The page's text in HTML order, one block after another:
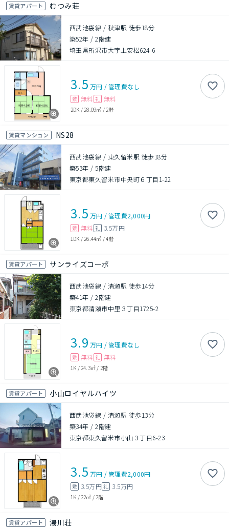
賃貸アパート むつみ荘
西武池袋線 / 秋津駅 徒歩18分
築52年 /2階建
埼玉県所沢市大字上安松624-6
3.5 万円 /管理費なし
敷 無料 礼 無料
2DK / 28.09㎡ / 2階
賃貸マンション NS28
西武池袋線 / 東久留米駅 徒歩18分
築53年 /5階建
東京都東久留米市中央町６丁目1-22
3.5 万円 /管理費2,000円
敷 無料 礼 3.5万円
1DK / 26.44㎡ /4階
賃貸アパート サンライズコーポ
西武池袋線 / 清瀬駅 徒歩14分
築41年 /2階建
東京都清瀬市中里３丁目1725-2
3.9 万円 /管理費なし
敷 無料 礼 無料
1K / 24.3㎡ / 2階
賃貸アパート 小山ロイヤルハイツ
西武池袋線 / 清瀬駅 徒歩13分
築34年 /2階建
東京都東久留米市小山３丁目6-23
3.5 万円 /管理費2,000円
敷 3.5万円礼 3.5万円
1K / 22㎡ / 2階
賃貸アパート 湯川荘